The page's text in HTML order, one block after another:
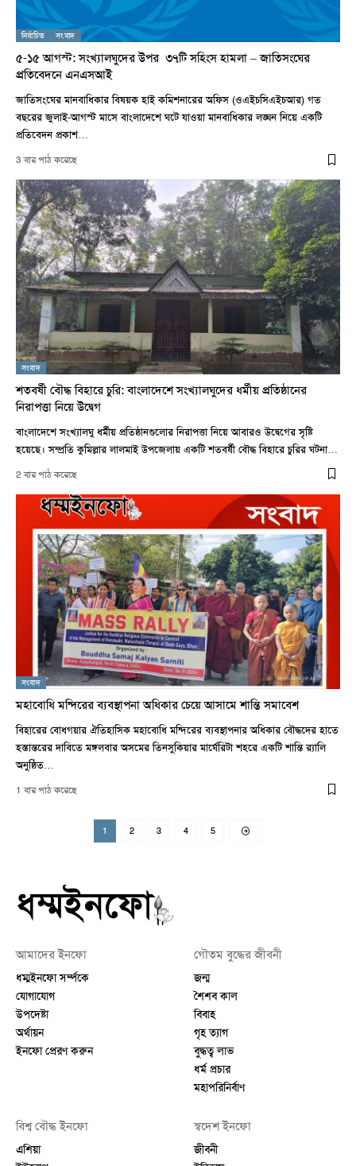
নির্বাচিত সংবাদ
৫-১৫ আগস্ট: সংখ্যালঘুদের উপর ৩৭টি সহিংস হামলা – জাতিসংঘের
প্রতিবেদনে এনএসআই
জাতিসংঘের মানবাধিকার বিষয়ক হাই কমিশনারের অফিস (ওএইচসিএইচআর) গত
বছরের জুলাই-আগস্ট মাসে বাংলাদেশে ঘটে যাওয়া মানবাধিকার লঙ্ঘন নিয়ে একটি
প্রতিবেদন প্রকাশ…
3 বার পাঠ করেছে
সংবাদ
শতবর্ষী বৌদ্ধ বিহারে চুরি: বাংলাদেশে সংখ্যালঘুদের ধর্মীয় প্রতিষ্ঠানের
নিরাপত্তা নিয়ে উদ্বেগ
বাংলাদেশে সংখ্যালঘু ধর্মীয় প্রতিষ্ঠানগুলোর নিরাপত্তা নিয়ে আবারও উদ্বেগের সৃষ্টি
হয়েছে। সম্প্রতি কুমিল্লার লালমাই উপজেলায় একটি শতবর্ষী বৌদ্ধ বিহারে চুরির ঘটনা…
2 বার পাঠ করেছে
সংবাদ
মহাবোধি মন্দিরের ব্যবস্থাপনা অধিকার চেয়ে আসামে শান্তি সমাবেশ
বিহারের বোধগয়ার ঐতিহাসিক মহাবোধি মন্দিরের ব্যবস্থাপনার অধিকার বৌদ্ধদের হাতে
হস্তান্তরের দাবিতে মঙ্গলবার অসমের তিনসুকিয়ার মার্ঘেরিটা শহরে একটি শান্তি র‍্যালি
অনুষ্ঠিত…
1 বার পাঠ করেছে
1 2 3 4 5
আমাদের ইনফো
ধম্মইনফো সর্ম্পকে
যোগাযোগ
উপদেষ্টা
অর্থায়ন
ইনফো প্রেরণ করুন
গৌতম বুদ্ধের জীবনী
জন্ম
শৈশব কাল
বিবাহ
গৃহ ত্যাগ
বুদ্ধত্ব লাভ
ধর্ম প্রচার
মহাপরিনির্বাণ
বিশ্ব বৌদ্ধ ইনফো
এশিয়া
স্বদেশ ইনফো
জীবনী